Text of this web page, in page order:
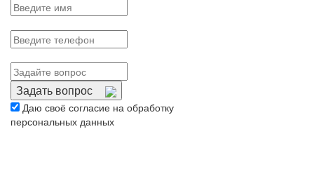
Задать вопрос
Даю своё согласие на обработку
персональных данных